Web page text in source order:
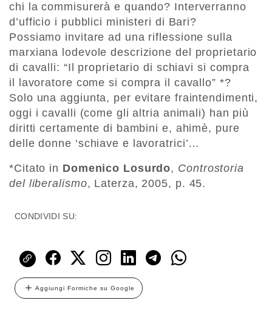
chi la commisurerà e quando? Interverranno
d’ufficio i pubblici ministeri di Bari?
Possiamo invitare ad una riflessione sulla
marxiana lodevole descrizione del proprietario
di cavalli: “Il proprietario di schiavi si compra
il lavoratore come si compra il cavallo” *?
Solo una aggiunta, per evitare fraintendimenti,
oggi i cavalli (come gli altria animali) han più
diritti certamente di bambini e, ahimè, pure
delle donne ‘schiave e lavoratrici’…
*Citato in Domenico Losurdo, Controstoria
del liberalismo, Laterza, 2005, p. 45.
CONDIVIDI SU:
Aggiungi Formiche su Google